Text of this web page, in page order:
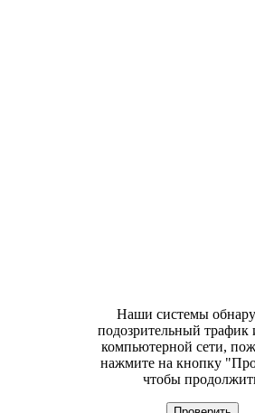
Наши системы
подозрительный трафик
компьютерной сети,
нажмите на кнопку
чтобы